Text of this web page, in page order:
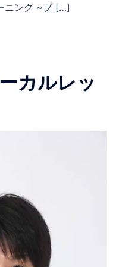
ニング ~プ […]
カルレッ